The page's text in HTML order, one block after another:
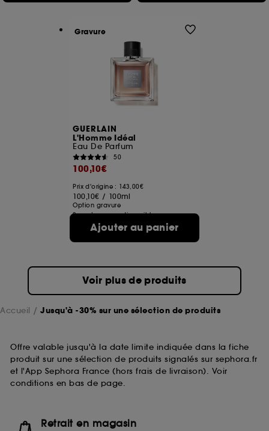
GUERLAIN
L'Homme Idéal
Eau De Parfum
50
100,10€
Prix d'origine : 143,00€
100,10€ / 100ml
Option gravure
2 contenances disponibles
Ajouter au panier
Gravure
Voir plus de produits
Accueil Jusqu'à -30% sur une sélection de produits
Offre valable jusqu'à la date limite indiquée dans la fiche
produit sur une sélection de produits signalés sur sephora.fr
et l'App Sephora France (hors frais de livraison). Voir
conditions en bas de page.
Retrait en magasin